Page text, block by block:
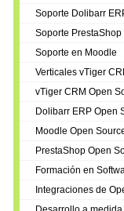
Soporte Dolibarr
Soporte PrestaShop
Soporte en Moodle
Verticales vTiger
vTiger CRM Open
Dolibarr ERP Open
Moodle Open
PrestaShop Open
Formación en
Integraciones de